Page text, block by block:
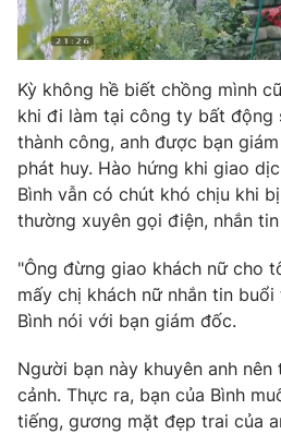
Liên hệ tòa soạn
THỜI BÁO VTV
Theo dõi báo trên
Cơ quan chủ quản:Đài Truyền hình
Cơ quan báo chí: Thời báo VTV
Giấy phép hoạt động báo in và báo
cấp ngày 29/12/2023
Kỳ không hề biết chồng mình
khi đi làm tại công ty bất động
thành công, anh được bạn
phát huy. Hào hứng khi giao
Bình vẫn có chút khó chịu khi
thường xuyên gọi điện, nhắn
"Ông đừng giao khách nữ cho
mấy chị khách nữ nhắn tin
Bình nói với bạn giám đốc.
Người bạn này khuyên anh
cảnh. Thực ra, bạn của Bình
tiếng, gương mặt đẹp trai của